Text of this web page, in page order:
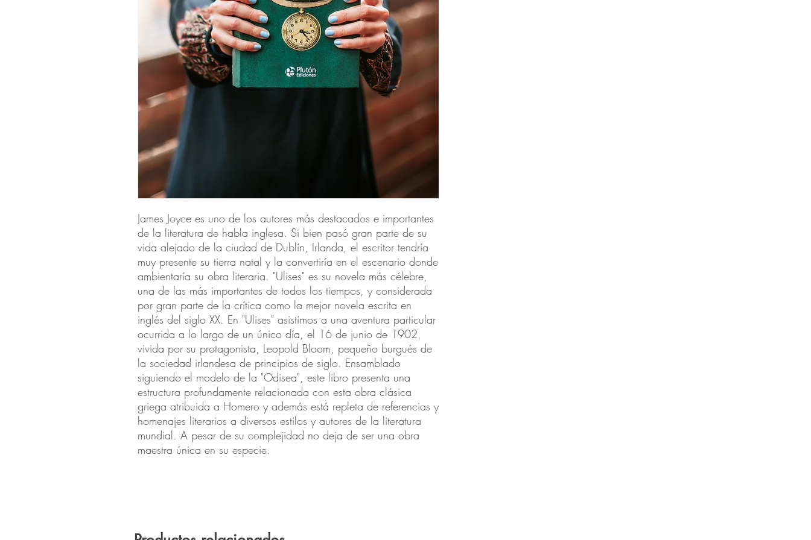
James Joyce es uno de los autores más destacados e importantes
de la literatura de habla inglesa. Si bien pasó gran parte de su
vida alejado de la ciudad de Dublín, Irlanda, el escritor tendría
muy presente su tierra natal y la convertiría en el escenario donde
ambientaría su obra literaria. "Ulises" es su novela más célebre,
una de las más importantes de todos los tiempos, y considerada
por gran parte de la crítica como la mejor novela escrita en
inglés del siglo XX. En "Ulises" asistimos a una aventura particular
ocurrida a lo largo de un único día, el 16 de junio de 1902,
vivida por su protagonista, Leopold Bloom, pequeño burgués de
la sociedad irlandesa de principios de siglo. Ensamblado
siguiendo el modelo de la "Odisea", este libro presenta una
estructura profundamente relacionada con esta obra clásica
griega atribuida a Homero y además está repleta de referencias y
homenajes literarios a diversos estilos y autores de la literatura
mundial. A pesar de su complejidad no deja de ser una obra
maestra única en su especie.